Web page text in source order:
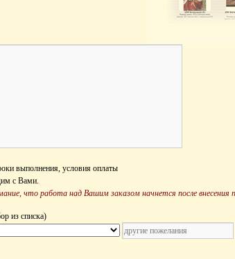
выполнения, условия оплаты
с Вами.
что работа над Вашим заказом начнется после внесения
из списка)